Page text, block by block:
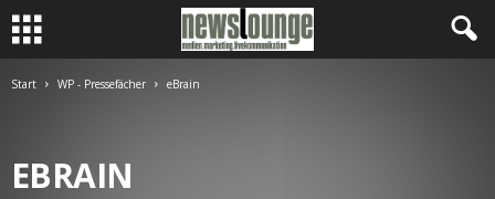
Start WP - Pressefächer eBrain
EBRAIN